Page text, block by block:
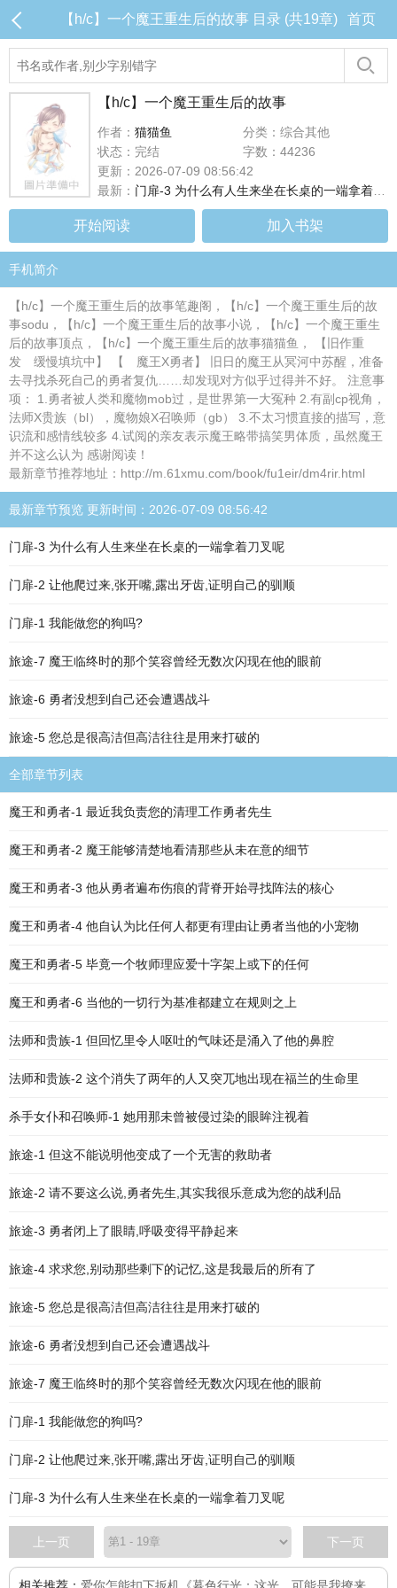
【h/c】一个魔王重生后的故事 目录 (共19章) 首页
【h/c】一个魔王重生后的故事
作者： 猫猫鱼
分类：综合其他
状态：完结
字数：44236
更新：2026-07-09 08:56:42
最新： 门扉-3 为什么有人生来坐在长桌的一端拿着刀叉呢
开始阅读 加入书架
手机简介
【h/c】一个魔王重生后的故事笔趣阁，【h/c】一个魔王重生后的故
事sodu，【h/c】一个魔王重生后的故事小说，【h/c】一个魔王重生
后的故事顶点，【h/c】一个魔王重生后的故事猫猫鱼， 【旧作重
发 缓慢填坑中】 【 魔王X勇者】 旧日的魔王从冥河中苏醒，准备
去寻找杀死自己的勇者复仇……却发现对方似乎过得并不好。 注意事
项： 1.勇者被人类和魔物mob过，是世界第一大冤种 2.有副cp视角，
法师X贵族（bl），魔物娘X召唤师（gb） 3.不太习惯直接的描写，意
识流和感情线较多 4.试阅的亲友表示魔王略带搞笑男体质，虽然魔王
并不这么认为 感谢阅读！
最新章节推荐地址：http://m.61xmu.com/book/fu1eir/dm4rir.html
最新章节预览 更新时间：2026-07-09 08:56:42
门扉-3 为什么有人生来坐在长桌的一端拿着刀叉呢
门扉-2 让他爬过来,张开嘴,露出牙齿,证明自己的驯顺
门扉-1 我能做您的狗吗?
旅途-7 魔王临终时的那个笑容曾经无数次闪现在他的眼前
旅途-6 勇者没想到自己还会遭遇战斗
旅途-5 您总是很高洁但高洁往往是用来打破的
全部章节列表
魔王和勇者-1 最近我负责您的清理工作勇者先生
魔王和勇者-2 魔王能够清楚地看清那些从未在意的细节
魔王和勇者-3 他从勇者遍布伤痕的背脊开始寻找阵法的核心
魔王和勇者-4 他自认为比任何人都更有理由让勇者当他的小宠物
魔王和勇者-5 毕竟一个牧师理应爱十字架上或下的任何
魔王和勇者-6 当他的一切行为基准都建立在规则之上
法师和贵族-1 但回忆里令人呕吐的气味还是涌入了他的鼻腔
法师和贵族-2 这个消失了两年的人又突兀地出现在福兰的生命里
杀手女仆和召唤师-1 她用那未曾被侵过染的眼眸注视着
旅途-1 但这不能说明他变成了一个无害的救助者
旅途-2 请不要这么说,勇者先生,其实我很乐意成为您的战利品
旅途-3 勇者闭上了眼睛,呼吸变得平静起来
旅途-4 求求您,别动那些剩下的记忆,这是我最后的所有了
旅途-5 您总是很高洁但高洁往往是用来打破的
旅途-6 勇者没想到自己还会遭遇战斗
旅途-7 魔王临终时的那个笑容曾经无数次闪现在他的眼前
门扉-1 我能做您的狗吗?
门扉-2 让他爬过来,张开嘴,露出牙齿,证明自己的驯顺
门扉-3 为什么有人生来坐在长桌的一端拿着刀叉呢
上一页 下一页